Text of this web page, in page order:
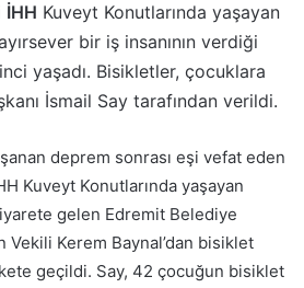
İHH Kuveyt Konutlarında yaşayan
bir iş insanının verdiği
yaşadı. Bisikletler, çocuklara
İsmail Say tarafından verildi.
deprem sonrası eşi vefat eden
Kuveyt Konutlarında yaşayan
gelen Edremit Belediye
Vekili Kerem Baynal’dan bisiklet
geçildi. Say, 42 çocuğun bisiklet